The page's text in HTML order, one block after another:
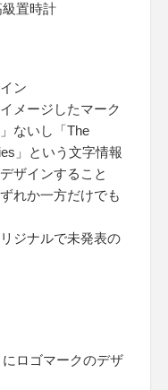
置時計
ン
メージしたマーク
ないし「The
」という文字情報
ザインすること
れか一方だけでも
ジナルで未発表の
ロゴマークのデザ